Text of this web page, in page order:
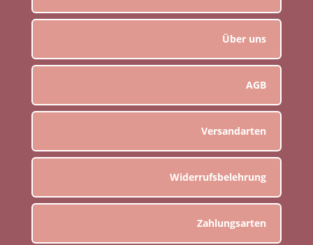
Über uns
AGB
Versandarten
Widerrufsbelehrung
Zahlungsarten